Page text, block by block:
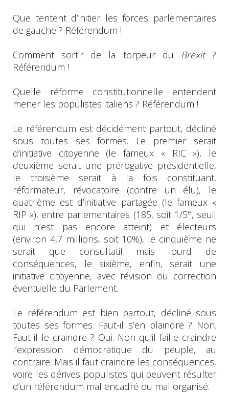
Que tentent d’initier les forces parlementaires
de gauche ? Référendum !
Comment sortir de la torpeur du Brexit?
Référendum !
Quelle réforme constitutionnelle entendent
mener les populistes italiens ? Référendum !
Le référendum est décidément partout, décliné
sous toutes ses formes. Le premier serait
d’initiative citoyenne (le fameux « RIC »), le
deuxième serait une prérogative présidentielle,
le troisième serait à la fois constituant,
réformateur, révocatoire (contre un élu), le
quatrième est d’initiative partagée (le fameux «
RIP »), entre parlementaires (185, soit 1/5e, seuil
qui n’est pas encore atteint) et électeurs
(environ 4,7 millions, soit 10%), le cinquième ne
serait que consultatif mais lourd de
conséquences, le sixième, enfin, serait une
initiative citoyenne, avec révision ou correction
éventuelle du Parlement.
Le référendum est bien partout, décliné sous
toutes ses formes. Faut-il s’en plaindre ? Non.
Faut-il le craindre ? Oui. Non qu’il faille craindre
l’expression démocratique du peuple, au
contraire. Mais il faut craindre les conséquences,
voire les dérives populistes qui peuvent résulter
d’un référendum mal encadré ou mal organisé.